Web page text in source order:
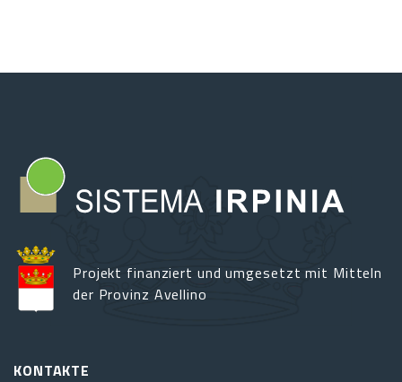
„Italienische
Projekt finanziert und umgesetzt mit Mitteln
der Provinz Avellino
KONTAKTE